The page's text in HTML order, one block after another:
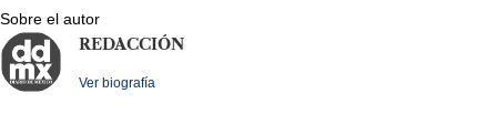
Sobre el autor
REDACCIÓN
Ver biografía